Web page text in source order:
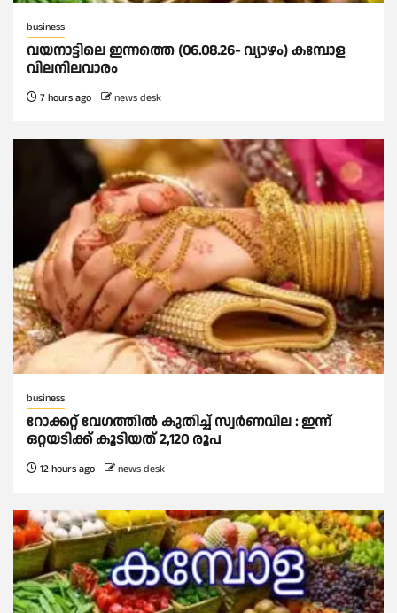
business
വയനാട്ടിലെ ഇന്നത്തെ (06.08.26- വ്യാഴം) കമ്പോള
വിലനിലവാരം
7 hours ago news desk
business
റോക്കറ്റ് വേഗത്തില്‍ കുതിച്ച് സ്വര്‍ണവില : ഇന്ന്
ഒറ്റയടിക്ക് കൂടിയത് 2,120 രൂപ
12 hours ago news desk